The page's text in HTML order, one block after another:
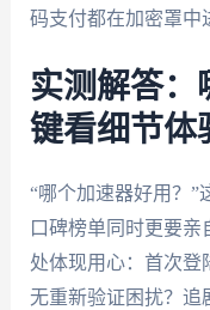
码支付都在加密罩中
实测解答：
键看细节体
“哪个加速器好用？”
口碑榜单同时更要
处体现用心：首次登
无重新验证困扰？追